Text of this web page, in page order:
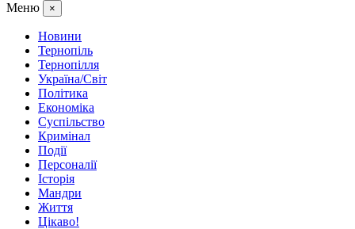
Меню ×
Новини
Тернопіль
Тернопілля
Україна/Світ
Політика
Економіка
Суспільство
Кримінал
Події
Персоналії
Історія
Мандри
Життя
Цікаво!